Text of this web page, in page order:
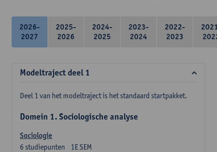
2026-
2027
2025-
2026
2024-
2025
2023-
2024
2022-
2023
Modeltraject deel 1
Deel 1 van het modeltraject is het standaard startpakket.
Domein 1. Sociologische analyse
Sociologie
1E SEM
6 studiepunten